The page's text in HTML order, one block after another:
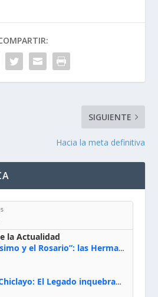
SIGUIENTE
Hacia la meta definitiva
la Actualidad
“La Biblia, el Santísimo y el Rosario”: las Hermanas de Belén, evacuadas por el incendio de Huelva, España
De Connecticut a Chiclayo: El Legado inquebrantable de Monseñor Juan Tomis Stack